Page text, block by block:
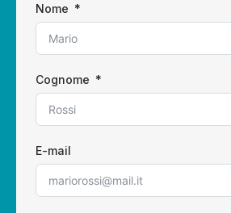
Nome
Cognome
E-mail